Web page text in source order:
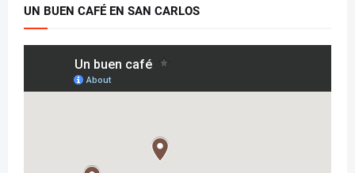
UN BUEN CAFÉ EN SAN CARLOS